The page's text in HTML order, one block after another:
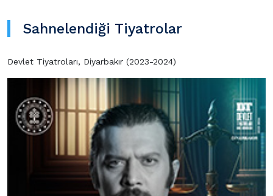
Sahnelendiği Tiyatrolar
Devlet Tiyatroları, Diyarbakır (2023-2024)